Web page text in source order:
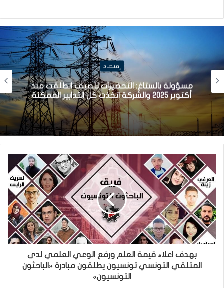
إقتصاد
مسؤولة بالستاغ: التحضيرات للصيف انطلقت منذ
أكتوبر 2025 والشركة اتخذت كل التدابير الممكنة
بهدف اعلاء قيمة العلم ورفع الوعي العلمي لدى
المتلقي التونسي تونسيون يطلقون مبادرة «الباحثون
التونسيون»